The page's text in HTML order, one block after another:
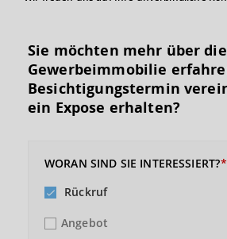
Sie möchten mehr über
Gewerbeimmobilie
Besichtigungs­termin
ein Expose erhalten?
WORAN SIND SIE INTERESSIERT?
Rückruf
Angebot